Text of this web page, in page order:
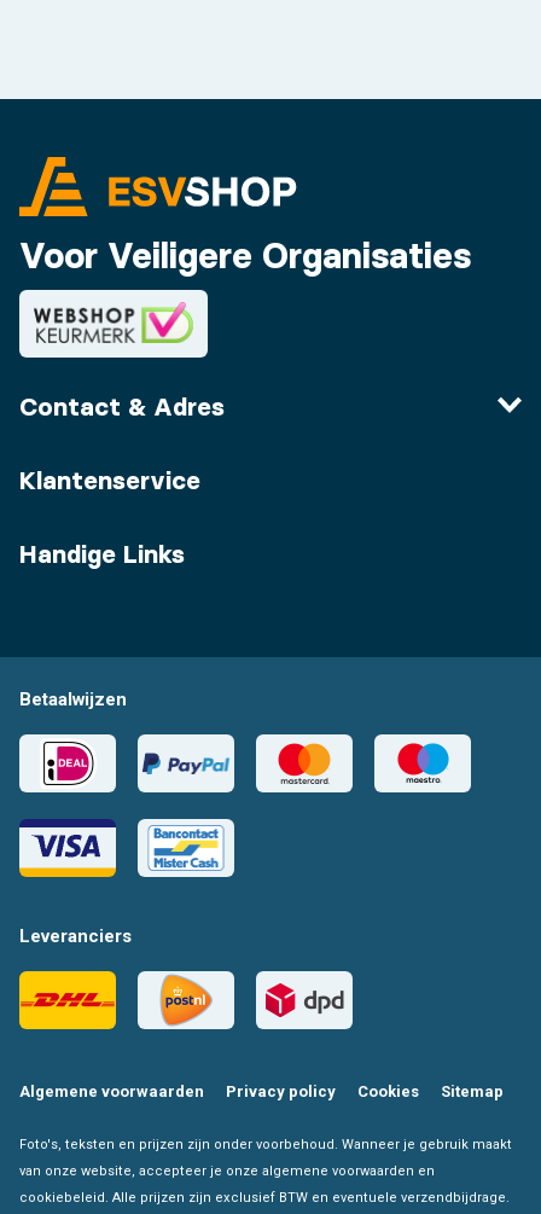
Voor Veiligere Organisaties
Contact & Adres
Klantenservice
Handige Links
Betaalwijzen
Leveranciers
Algemene voorwaarden Privacy policy Cookies Sitemap
Foto's, teksten en prijzen zijn onder voorbehoud. Wanneer je gebruik maakt
van onze website, accepteer je onze algemene voorwaarden en
cookiebeleid. Alle prijzen zijn exclusief BTW en eventuele verzendbijdrage.